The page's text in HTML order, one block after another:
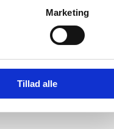
Marketing
Tillad alle